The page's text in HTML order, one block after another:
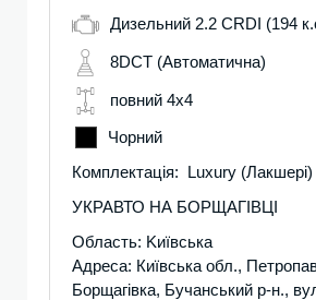
Дизельний 2.2 CRDI (194
8DCT (Автоматична)
повний 4х4
Чорний
Комплектація: Luxury (Лакшері)
УКРАВТО НА БОРЩАГІВЦІ
Область: Kиївська
Адреса: Київська обл.,
Борщагівка, Бучанський р-н.,